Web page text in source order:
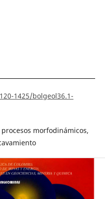
1425/bolgeol36.1-
morfodinámicos,